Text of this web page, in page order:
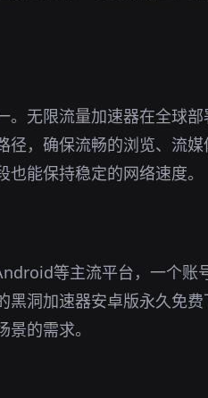
无限流量加速器在全球部
，确保流畅的浏览、流
能保持稳定的网络速度。
等主流平台，一个账
洞加速器安卓版永久免
的需求。